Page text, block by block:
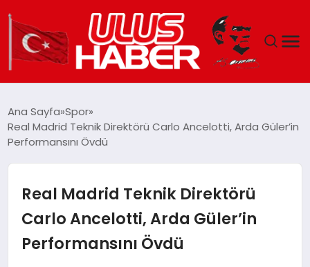
DÜNYA
TEKNOLOJI
Ana Sayfa Spor
Real Madrid Teknik Direktörü Carlo Ancelotti, Arda Güler’in
Performansını Övdü
Real Madrid Teknik Direktörü
Carlo Ancelotti, Arda Güler’in
Performansını Övdü